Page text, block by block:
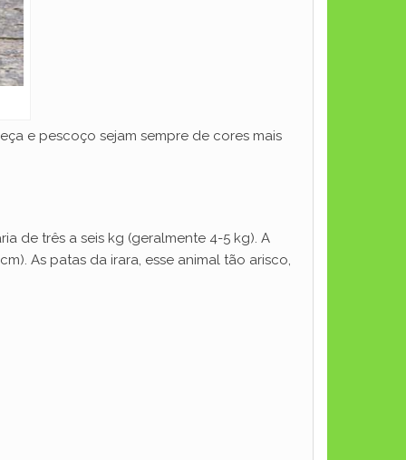
e pescoço sejam sempre de cores mais
de três a seis kg (geralmente 4-5 kg). A
As patas da irara, esse animal tão arisco,